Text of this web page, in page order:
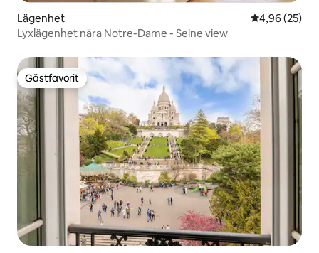
Lägenhet 4,96 av 5 i
4,96 (25)
Lyxlägenhet nära Notre-Dame - Seine view
Gästfavorit
Gästfavorit